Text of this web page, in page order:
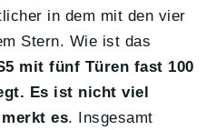
in dem mit den vier
Stern. Wie ist das
mit fünf Türen fast 100
Es ist nicht viel
es. Insgesamt